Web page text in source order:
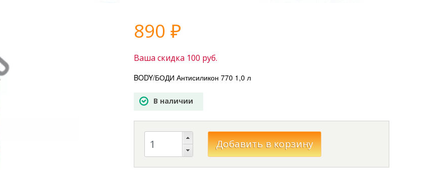
890 ₽
Ваша скидка 100 руб.
BODY/БОДИ Антисиликон 770 1,0 л
В наличии